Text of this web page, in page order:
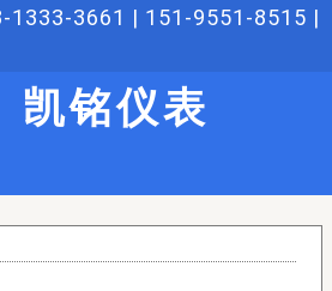
1333-3661 | 151-9551-8515 |
凯铭仪表